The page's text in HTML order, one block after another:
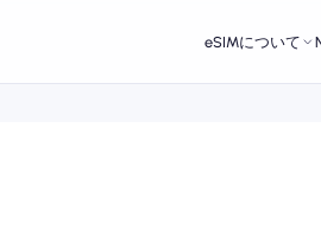
eSIMについて